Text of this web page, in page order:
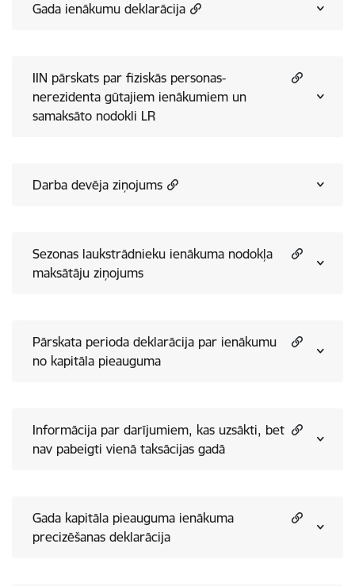
Gada ienākumu deklarācija
IIN pārskats par fiziskās personas-
nerezidenta gūtajiem ienākumiem un
samaksāto nodokli LR
Darba devēja ziņojums
Sezonas laukstrādnieku ienākuma nodokļa
maksātāju ziņojums
Pārskata perioda deklarācija par ienākumu
no kapitāla pieauguma
Informācija par darījumiem, kas uzsākti, bet
nav pabeigti vienā taksācijas gadā
Gada kapitāla pieauguma ienākuma
precizēšanas deklarācija